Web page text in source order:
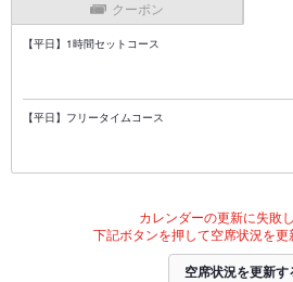
クーポン
【平日】1時間セットコース
【平日】フリータイムコース
カレンダーの更新に失敗し
下記ボタンを押して空席状況を更
空席状況を更新す